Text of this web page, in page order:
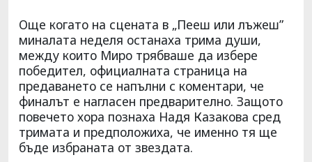
Още когато на сцената в „Пееш или лъжеш”
миналата неделя останаха трима души,
между които Миро трябваше да избере
победител, официалната страница на
предаването се напълни с коментари, че
финалът е нагласен предварително. Защото
повечето хора познаха Надя Казакова сред
тримата и предположиха, че именно тя ще
бъде избраната от звездата.